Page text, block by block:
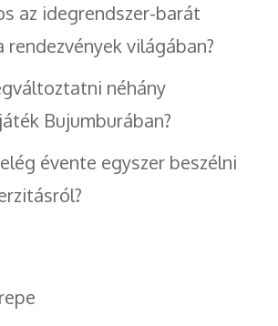
az idegrendszer-barát
rendezvények világában?
néhány
Bujumburában?
évente egyszer beszélni